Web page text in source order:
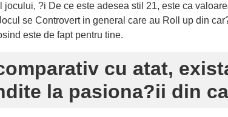
?i De ce este adesea stil 21, este ca
se Controvert in general care au Roll up din
este de fapt pentru tine.
cu atat,
la pasiona?ii din